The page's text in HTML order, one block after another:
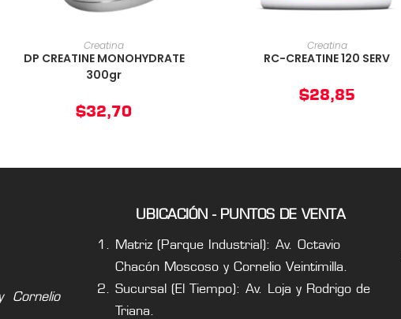
AÑADIR AL CARRITO
Creatina
DP CREATINE MONOHYDRATE
300gr
$32,70
AÑADIR AL CARRITO
Creatina
RC-CREATINE 120 SERV
$28,85
Cornelio
UBICACIÓN - PUNTOS DE VENTA
Matriz (Parque Industrial): Av. Octavio
Chacón Moscoso y Cornelio Veintimilla.
Sucursal (El Tiempo): Av. Loja y Rodrigo de
Triana.